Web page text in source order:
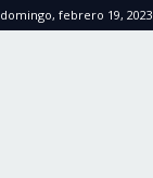
domingo, febrero 19, 2023